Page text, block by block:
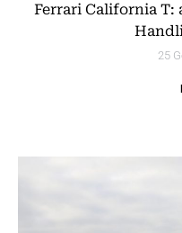
Ferrari California T:
25